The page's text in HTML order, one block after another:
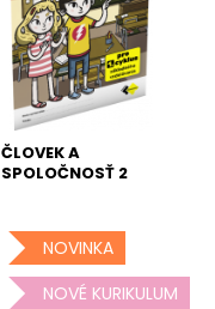
ČLOVEK A
SPOLOČNOSŤ 2
NOVINKA
NOVÉ KURIKULUM